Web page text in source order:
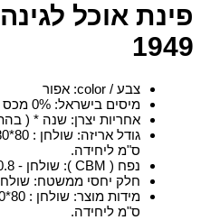
1949
צבע / color : אפור
מיסים בישראל: 0% מכס + 18% מע''מ
אחריות יצרן: שנה * (
גודל אריזה:
ס"מ ליחידה.
נפח ( CBM )
: שולחן - 0.8 מ"ק כסא בר- 0.5 מ"ק ליחידה
חלק יחסי ממשטח: שולחן 65.6% כסא בר
מידות מוצר:
ס"מ ליחידה.